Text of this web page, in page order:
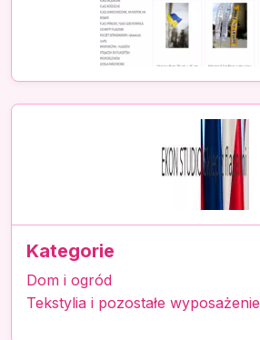
Kategorie
Dom i ogród
Tekstylia i pozostałe wyposażenie